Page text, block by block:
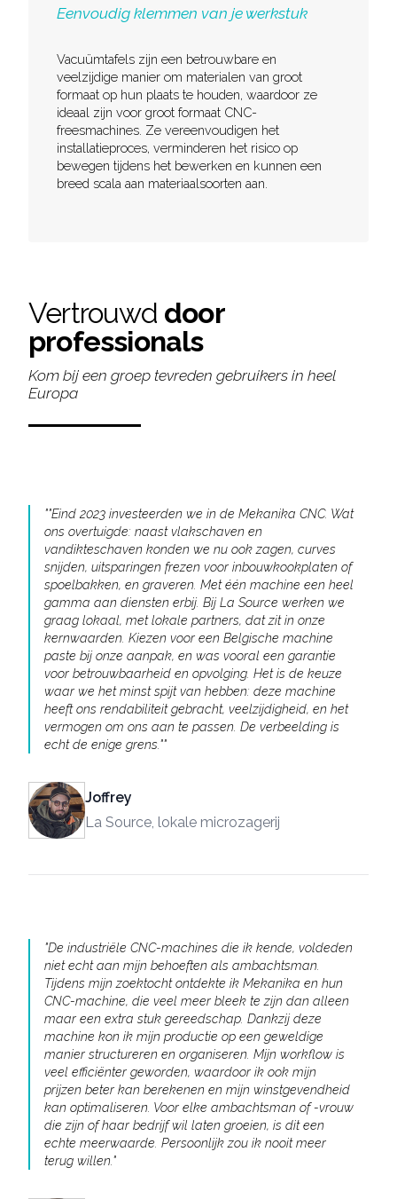
Eenvoudig klemmen van je werkstuk
Vacuümtafels zijn een betrouwbare en
veelzijdige manier om materialen van groot
formaat op hun plaats te houden, waardoor ze
ideaal zijn voor groot formaat CNC-
freesmachines. Ze vereenvoudigen het
installatieproces, verminderen het risico op
bewegen tijdens het bewerken en kunnen een
breed scala aan materiaalsoorten aan.
Vertrouwd door
professionals
Kom bij een groep tevreden gebruikers in heel
Europa
""Eind 2023 investeerden we in de Mekanika CNC. Wat
ons overtuigde: naast vlakschaven en
vandikteschaven konden we nu ook zagen, curves
snijden, uitsparingen frezen voor inbouwkookplaten of
spoelbakken, en graveren. Met één machine een heel
gamma aan diensten erbij. Bij La Source werken we
graag lokaal, met lokale partners, dat zit in onze
kernwaarden. Kiezen voor een Belgische machine
paste bij onze aanpak, en was vooral een garantie
voor betrouwbaarheid en opvolging. Het is de keuze
waar we het minst spijt van hebben: deze machine
heeft ons rendabiliteit gebracht, veelzijdigheid, en het
vermogen om ons aan te passen. De verbeelding is
echt de enige grens.""
Joffrey
La Source, lokale microzagerij
"De industriële CNC-machines die ik kende, voldeden
niet echt aan mijn behoeften als ambachtsman.
Tijdens mijn zoektocht ontdekte ik Mekanika en hun
CNC-machine, die veel meer bleek te zijn dan alleen
maar een extra stuk gereedschap. Dankzij deze
machine kon ik mijn productie op een geweldige
manier structureren en organiseren. Mijn workflow is
veel efficiënter geworden, waardoor ik ook mijn
prijzen beter kan berekenen en mijn winstgevendheid
kan optimaliseren. Voor elke ambachtsman of -vrouw
die zijn of haar bedrijf wil laten groeien, is dit een
echte meerwaarde. Persoonlijk zou ik nooit meer
terug willen. "